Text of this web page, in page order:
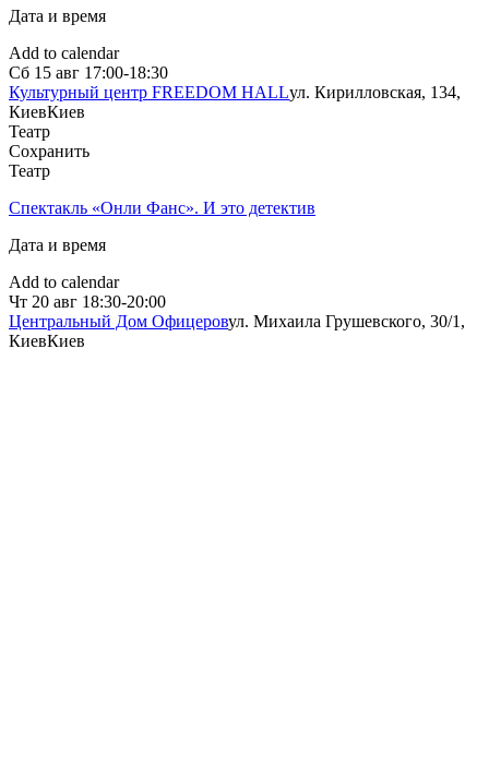
Дата и время
Add to calendar
Сб 15 авг 17:00-18:30
Культурный центр FREEDOM HALLул. Кирилловская, 134,
КиевКиев
Театр
Сохранить
Театр
Спектакль «Онли Фанс». И это детектив
Дата и время
Add to calendar
Чт 20 авг 18:30-20:00
Центральный Дом Офицеровул. Михаила Грушевского, 30/1,
КиевКиев